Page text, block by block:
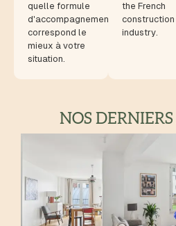
quelle formule
d'accompagnement
correspond le
mieux à votre
situation.
the French
construction
industry.
NOS DERNIERS